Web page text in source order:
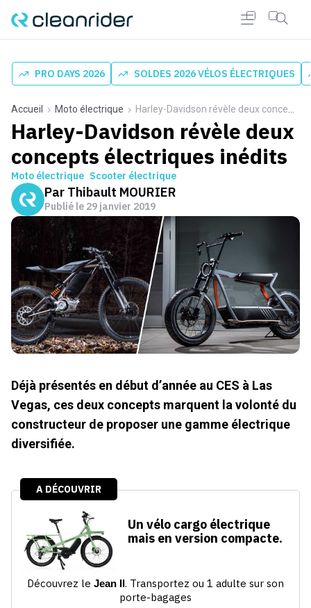
PRO DAYS 2026 SOLDES 2026 VÉLOS ÉLECTRIQUES
Accueil Moto électrique Harley-Davidson révèle deux concepts électriques inédits
Harley-Davidson révèle deux
concepts électriques inédits
Moto électrique Scooter électrique
Par Thibault MOURIER
Publié le 29 janvier 2019
Déjà présentés en début d’année au CES à Las
Vegas, ces deux concepts marquent la volonté du
constructeur de proposer une gamme électrique
diversifiée.